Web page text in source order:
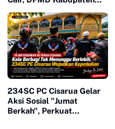
Segera Ajukan
Permohonan
234SC PC Cisarua Gelar
Aksi Sosial "Jumat
Berkah", Perkuat